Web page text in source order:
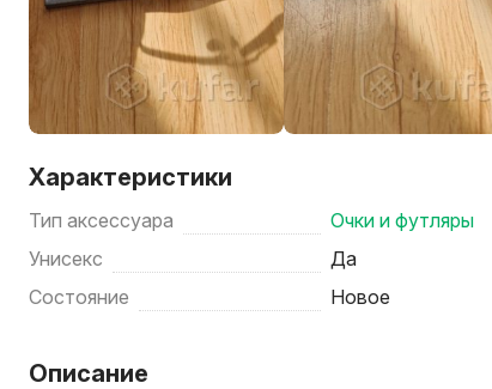
Характеристики
Тип аксессуара
Очки и футляры
Унисекс
Да
Состояние
Новое
Описание